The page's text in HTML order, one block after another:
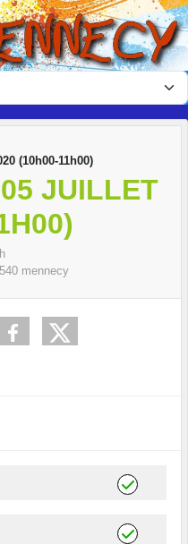
(10h00-11h00)
JUILLET
mennecy